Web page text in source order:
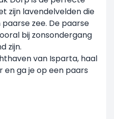
zijn lavendelvelden die
zee. De paarse
bij zonsondergang
zijn.
van Isparta, haal
en ga je op een paars